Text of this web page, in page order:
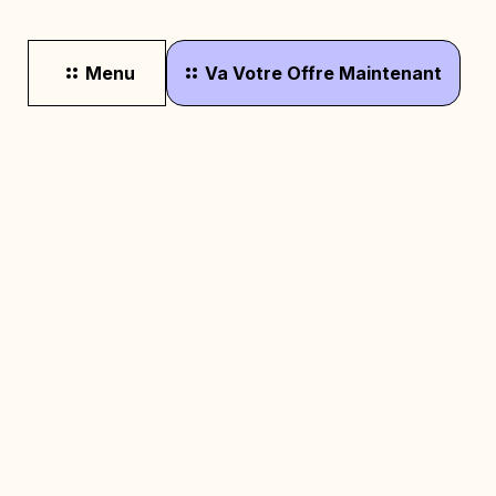
Menu
Va Votre Offre Maintenant